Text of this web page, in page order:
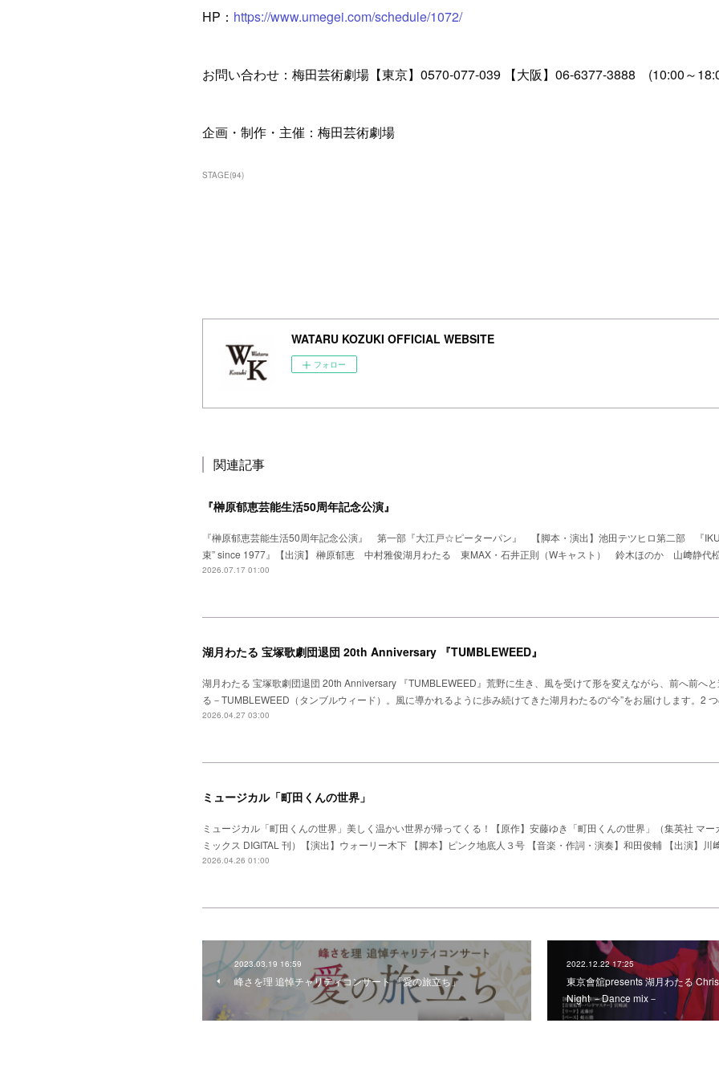
HP： https://www.umegei.com/schedule/1072/
お問い合わせ：梅田芸術劇場【東京】0570-077-039 【大阪】06-6377-3888 (10:00～
企画・制作・主催：梅田芸術劇場
STAGE(94)
WATARU KOZUKI OFFICIAL WEBSITE
フォロー
関連記事
『榊原郁恵芸能生活50周年記念公演』
『榊原郁恵芸能生活50周年記念公演』 第一部『大江戸☆ピーターパン』 【脚本・演出】池田テツヒロ第二部 『
束” since 1977』【出演】 榊原郁恵 中村雅俊湖月わたる 東MAX・石井正則（Wキャスト） 鈴木ほのか 山﨑静代
2026.07.17 01:00
湖月わたる 宝塚歌劇団退団 20th Anniversary 『TUMBLEWEED』
湖月わたる 宝塚歌劇団退団 20th Anniversary 『TUMBLEWEED』荒野に生き、風を受けて形を変えながら、前へ前へ
る－TUMBLEWEED（タンブルウィード）。風に導かれるように歩み続けてきた湖月わたるの“今”をお届けします。2
2026.04.27 03:00
ミュージカル「町田くんの世界」
ミュージカル「町田くんの世界」美しく温かい世界が帰ってくる！【原作】安藤ゆき「町田くんの世界」（集英社 マー
ミックス DIGITAL 刊）【演出】ウォーリー木下 【脚本】ピンク地底人３号 【音楽・作詞・演奏】和田俊輔 【出演】
2026.04.26 01:00
2023.03.19 16:59
峰さを理 追悼チャリティコンサート 「愛の旅立ち」
2022.12.22 17:25
東京會舘presents 湖月わたる
Night －Dance mix－